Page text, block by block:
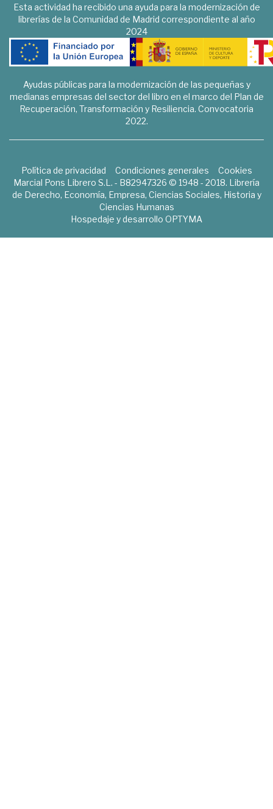
Esta actividad ha recibido una ayuda para la modernización de
librerías de la Comunidad de Madrid correspondiente al año
2024
Ayudas públicas para la modernización de las pequeñas y
medianas empresas del sector del libro en el marco del Plan de
Recuperación, Transformación y Resiliencia. Convocatoria
2022.
Política de privacidad Condiciones generales
Cookies
Marcial Pons Librero S.L. - B82947326 © 1948 - 2018. Librería
de Derecho, Economía, Empresa, Ciencias Sociales, Historia y
Ciencias Humanas
Hospedaje y desarrollo OPTYMA